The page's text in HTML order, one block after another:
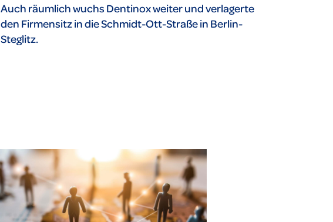
Auch räumlich wuchs Dentinox weiter und verlagerte
den Firmensitz in die Schmidt-Ott-Straße in Berlin-
Steglitz.